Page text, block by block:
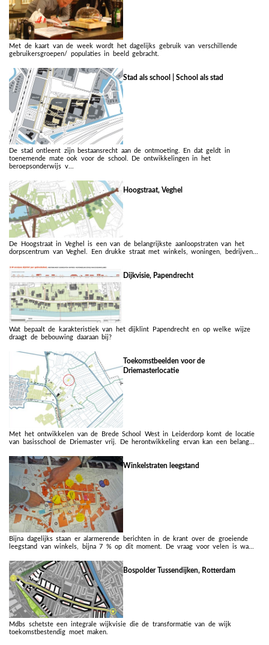
Met de kaart van de week wordt het dagelijks gebruik van verschillende
gebruikersgroepen/ populaties in beeld gebracht.
Stad als school | School als stad
De stad ontleent zijn bestaansrecht aan de ontmoeting. En dat geldt in
toenemende mate ook voor de school. De ontwikkelingen in het
beroepsonderwijs v...
Hoogstraat, Veghel
De Hoogstraat in Veghel is een van de belangrijkste aanloopstraten van het
dorpscentrum van Veghel. Een drukke straat met winkels, woningen, bedrijven...
Dijkvisie, Papendrecht
Wat bepaalt de karakteristiek van het dijklint Papendrecht en op welke wijze
draagt de bebouwing daaraan bij?
Toekomstbeelden voor de
Driemasterlocatie
Met het ontwikkelen van de Brede School West in Leiderdorp komt de locatie
van basisschool de Driemaster vrij. De herontwikkeling ervan kan een belang...
Winkelstraten leegstand
Bijna dagelijks staan er alarmerende berichten in de krant over de groeiende
leegstand van winkels, bijna 7 % op dit moment. De vraag voor velen is wa...
Bospolder Tussendijken, Rotterdam
Mdbs schetste een integrale wijkvisie die de transformatie van de wijk
toekomstbestendig moet maken.